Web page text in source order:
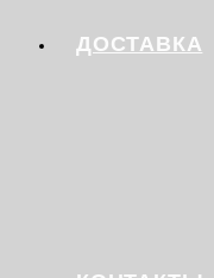
ДОСТАВКА